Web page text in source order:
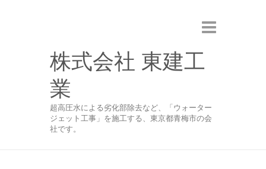
株式会社 東建工
業
超高圧水による劣化部除去など、「ウォーター
ジェット工事」を施工する、東京都青梅市の会
社です。